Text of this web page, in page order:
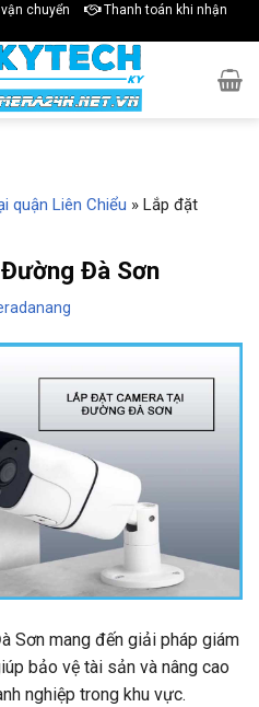
chuyển
Thanh toán khi nhận
quận Liên Chiểu » Lắp đặt
Đà Sơn
Sơn mang đến giải pháp giám
bảo vệ tài sản và nâng cao
nghiệp trong khu vực.